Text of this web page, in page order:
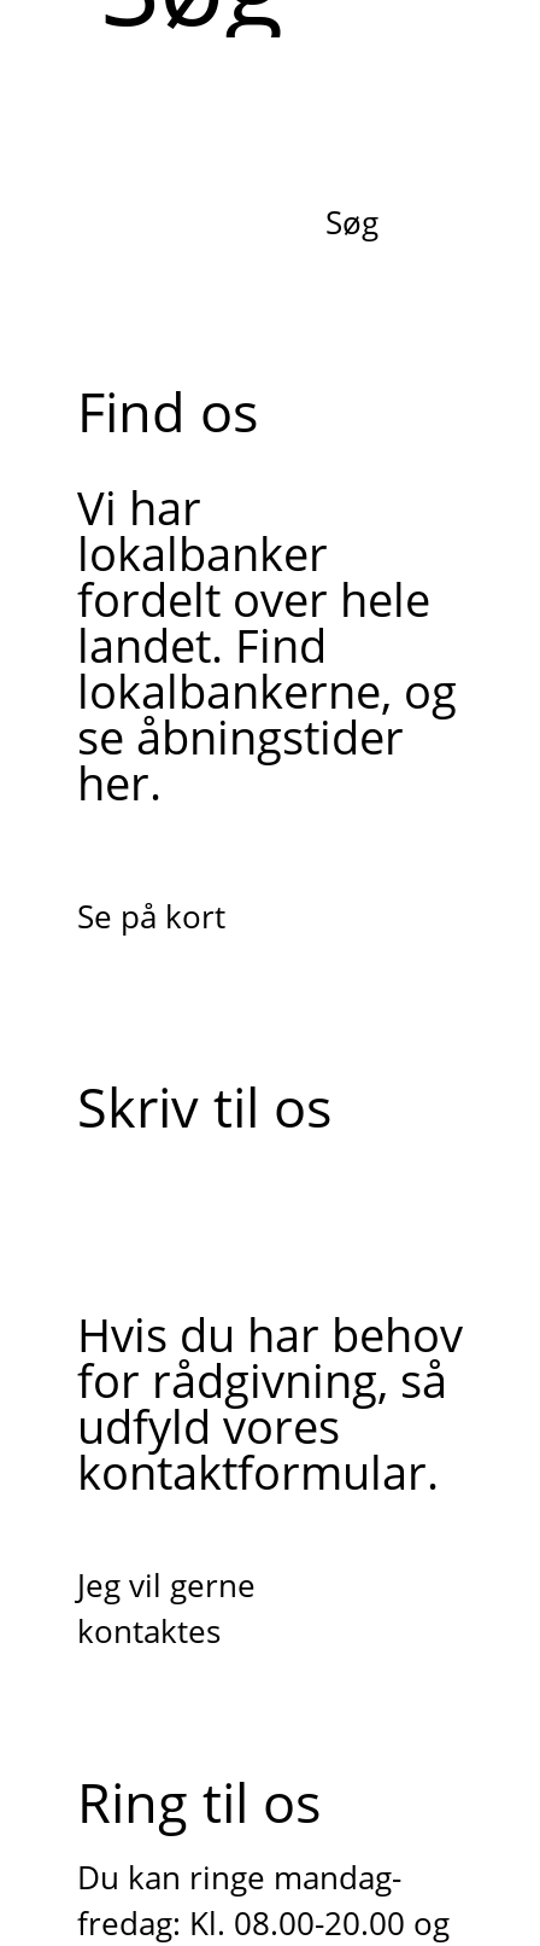
Søg
Find os
Vi har
lokalbanker
fordelt over hele
landet. Find
lokalbankerne, og
se åbningstider
her.
Se på kort
Skriv til os
Hvis du har behov
for rådgivning, så
udfyld vores
kontaktformular.
Jeg vil gerne
kontaktes
Ring til os
Du kan ringe mandag-
fredag: Kl. 08.00-20.00 og